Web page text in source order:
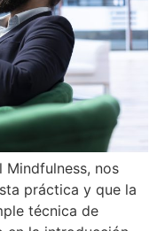
Mindfulness, nos
práctica y que la
técnica de